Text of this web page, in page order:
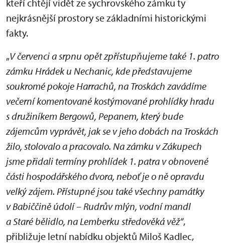
kteří chtějí vidět ze sychrovského zámku ty
nejkrásnější prostory se základními historickými
fakty.
„V červenci a srpnu opět zpřístupňujeme také 1. patro
zámku Hrádek u Nechanic, kde představujeme
soukromé pokoje Harrachů, na Troskách zavádíme
večerní komentované kostýmované prohlídky hradu
s družiníkem Bergowů, Pepanem, který bude
zájemcům vyprávět, jak se v jeho dobách na Troskách
žilo, stolovalo a pracovalo. Na zámku v Zákupech
jsme přidali termíny prohlídek 1. patra v obnovené
části hospodářského dvora, neboť je o ně opravdu
velký zájem. Přístupné jsou také všechny památky
v Babiččině údolí – Rudrův mlýn, vodní mandl
a Staré bělidlo, na Lemberku středověká věž“,
přibližuje letní nabídku objektů Miloš Kadlec,